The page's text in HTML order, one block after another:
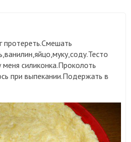
протереть.Смешать
силиконка.Проколоть
при выпекании.Подержать в